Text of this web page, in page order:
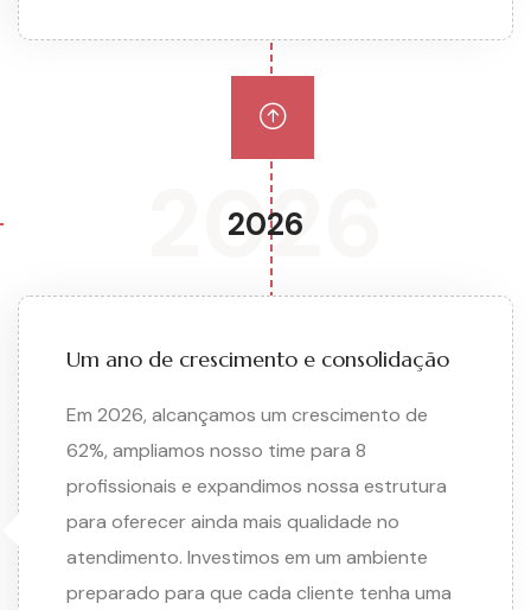
2026
2026
Um ano de crescimento e consolidação
Em 2026, alcançamos um crescimento de
62%, ampliamos nosso time para 8
profissionais e expandimos nossa estrutura
para oferecer ainda mais qualidade no
atendimento. Investimos em um ambiente
preparado para que cada cliente tenha uma